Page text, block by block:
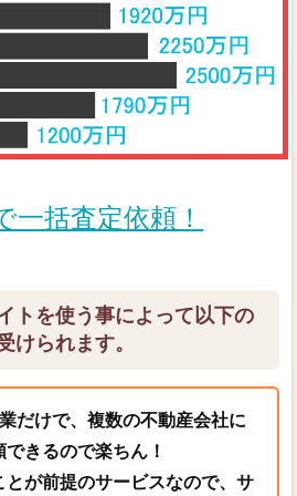
一括査定依頼！
トを使う事によって以下の
けられます。
だけで、複数の不動産会社に
きるので楽ちん！
とが前提のサービスなので、サ